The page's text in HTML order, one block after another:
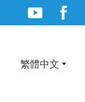
繁體中文